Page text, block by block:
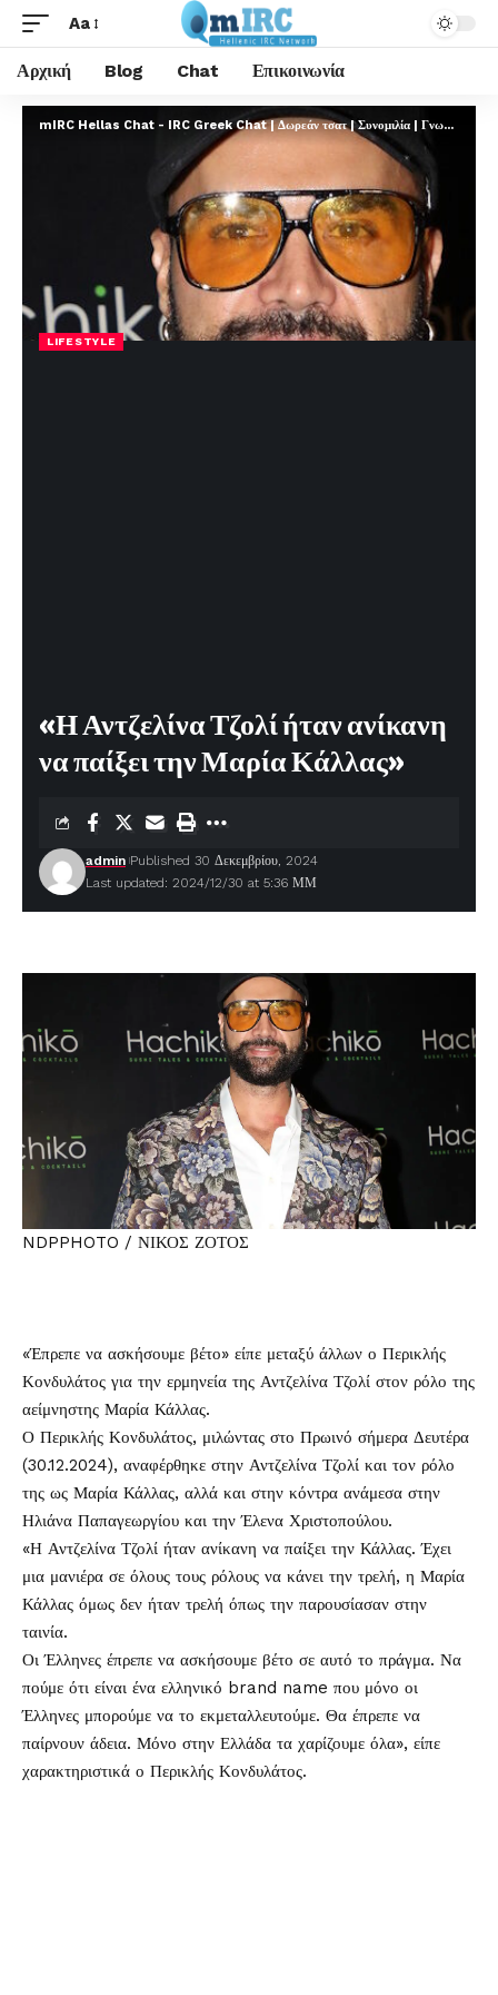
Aa
Αρχική Blog Chat Επικοινωνία
mIRC Hellas Chat - IRC Greek Chat | Δωρεάν τσατ | Συνομιλία | Γνωριμίες | FREE
LIFESTYLE
«Η Αντζελίνα Τζολί ήταν ανίκανη
να παίξει την Μαρία Κάλλας»
Last updated: 2024/12/30 at 5:36 ΜΜ
admin Published 30 Δεκεμβρίου, 2024
NDPPHOTO / ΝΙΚΟΣ ΖΟΤΟΣ
«Έπρεπε να ασκήσουμε βέτο» είπε μεταξύ άλλων ο Περικλής
Κονδυλάτος για την ερμηνεία της Αντζελίνα Τζολί στον ρόλο της
αείμνηστης Μαρία Κάλλας.
Ο Περικλής Κονδυλάτος, μιλώντας στο Πρωινό σήμερα Δευτέρα
(30.12.2024), αναφέρθηκε στην Αντζελίνα Τζολί και τον ρόλο
της ως Μαρία Κάλλας, αλλά και στην κόντρα ανάμεσα στην
Ηλιάνα Παπαγεωργίου και την Έλενα Χριστοπούλου.
«Η Αντζελίνα Τζολί ήταν ανίκανη να παίξει την Κάλλας. Έχει
μια μανιέρα σε όλους τους ρόλους να κάνει την τρελή, η Μαρία
Κάλλας όμως δεν ήταν τρελή όπως την παρουσίασαν στην
ταινία.
Οι Έλληνες έπρεπε να ασκήσουμε βέτο σε αυτό το πράγμα. Να
πούμε ότι είναι ένα ελληνικό brand name που μόνο οι
Έλληνες μπορούμε να το εκμεταλλευτούμε. Θα έπρεπε να
παίρνουν άδεια. Μόνο στην Ελλάδα τα χαρίζουμε όλα», είπε
χαρακτηριστικά ο Περικλής Κονδυλάτος.